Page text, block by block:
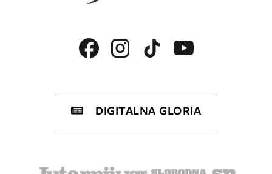
DIGITALNA GLORIA